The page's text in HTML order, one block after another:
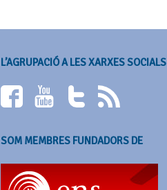
L’AGRUPACIÓ A LES XARXES SOCIALS
SOM MEMBRES FUNDADORS DE